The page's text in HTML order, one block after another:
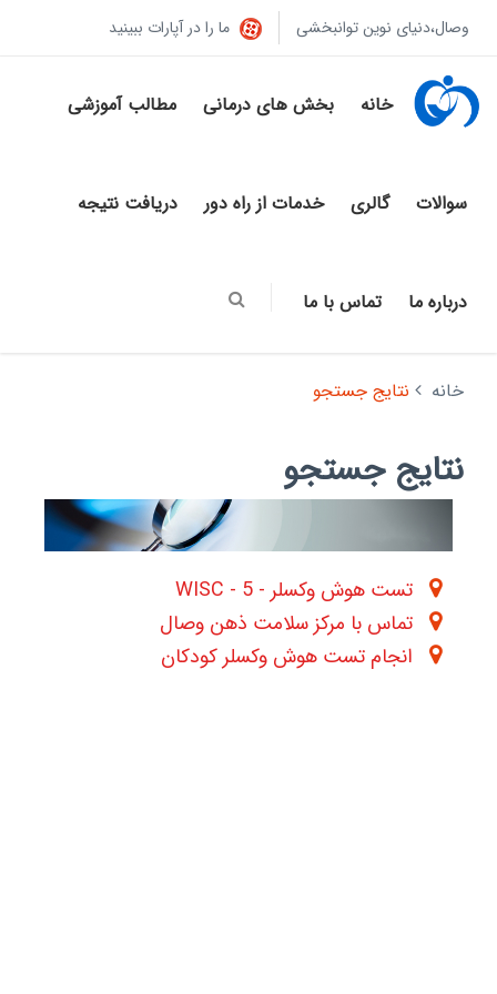
وصال،دنیای نوین توانبخشی ما را در آپارات ببینید
خانه بخش های درمانی مطالب آموزشی
سوالات گالری خدمات از راه دور دریافت نتیجه
درباره ما تماس با ما
خانه نتایج جستجو
نتایج جستجو
تست هوش وکسلر - WISC - 5
تماس با مرکز سلامت ذهن وصال
انجام تست هوش وکسلر کودکان